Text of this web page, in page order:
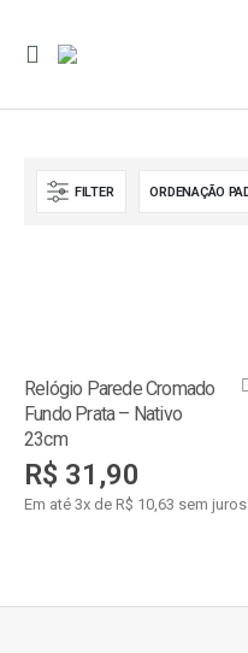
FILTER
Relógio Parede Cromado
Fundo Prata – Nativo
23cm
R$ 31,90
Em até 3x de R$ 10,63 sem juros